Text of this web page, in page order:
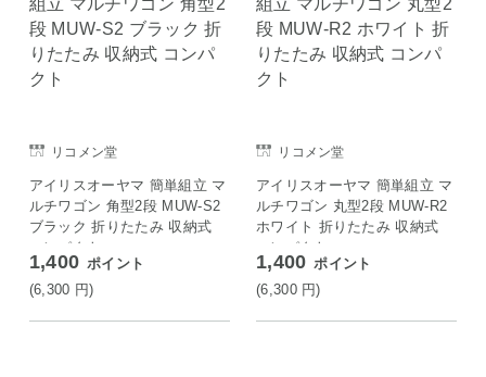
リコメン堂
アイリスオーヤマ 簡単組立 マ
ルチワゴン 角型2段 MUW-S2
ブラック 折りたたみ 収納式
コンパクト
1,400 ポイント
(6,300 円)
リコメン堂
アイリスオーヤマ 簡単組立 マ
ルチワゴン 丸型2段 MUW-R2
ホワイト 折りたたみ 収納式
コンパクト
1,400 ポイント
(6,300 円)